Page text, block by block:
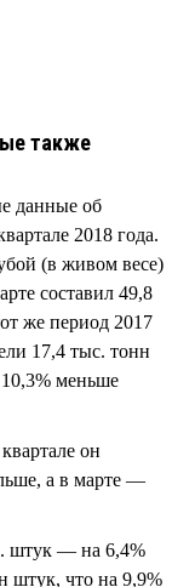
также
данные об
2018 года.
(в живом весе)
составил 49,8
же период 2017
17,4 тыс. тонн
меньше
он
а в марте —
штук — на 6,4%
штук, что на 9,9%